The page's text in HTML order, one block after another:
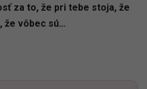
za to, že pri tebe stoja, že
že vôbec sú…